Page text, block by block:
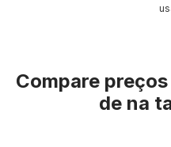
Compare
de na